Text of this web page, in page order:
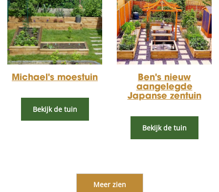
Michael's moestuin
Bekijk de tuin
Ben's nieuw
aangelegde
Japanse zentuin
Bekijk de tuin
Meer zien